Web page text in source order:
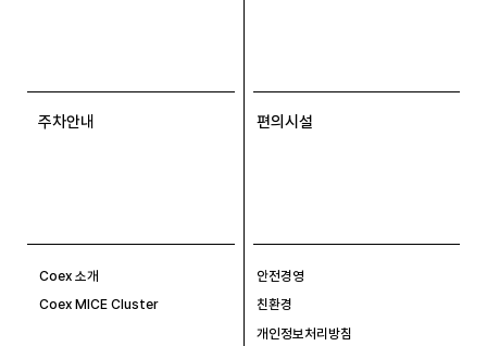
주차안내 편의시설
Coex 소개
Coex MICE Cluster
안전경영
친환경
개인정보처리방침